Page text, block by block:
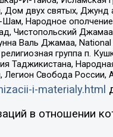
двух святых,
Народное
Валь Джамаа, National
группа п.
Таджикистана,
Свобода России,
i-materialy.html
в отношении